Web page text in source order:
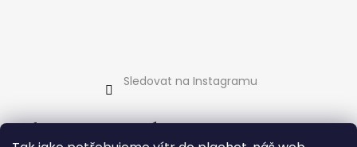
Sledovat na Instagramu
Informace pro vás